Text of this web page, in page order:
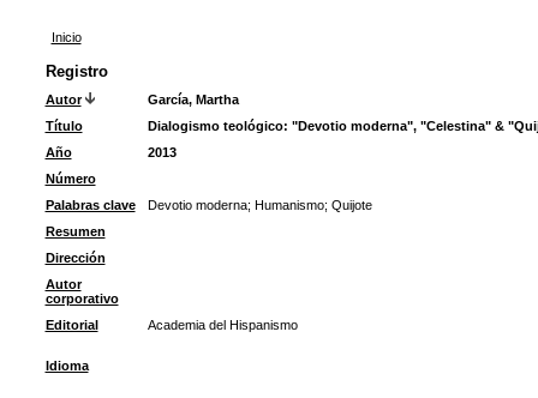
Inicio
Registro
Autor
García, Martha
Título
Dialogismo teológico: "Devotio moderna", "Celestina" &
Año
2013
Número
Palabras clave
Devotio moderna; Humanismo; Quijote
Resumen
Dirección
Autor
corporativo
Editorial
Academia del Hispanismo
Idioma